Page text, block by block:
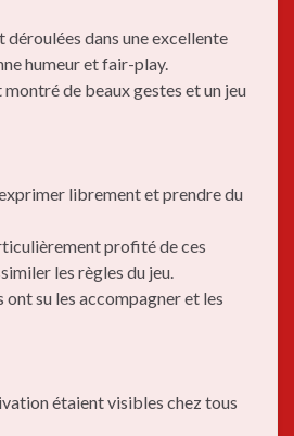
déroulées dans une excellente
humeur et fair-play.
montré de beaux gestes et un jeu
librement et prendre du
profité de ces
les règles du jeu.
ont su les accompagner et les
étaient visibles chez tous